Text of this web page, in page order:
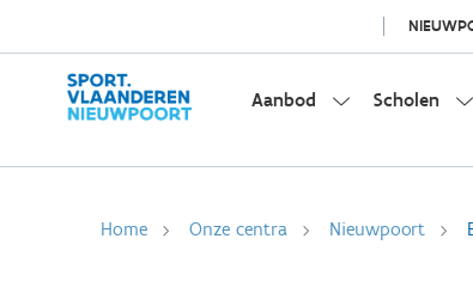
Aanbod Scholen
Home Onze centra Nieuwpoort